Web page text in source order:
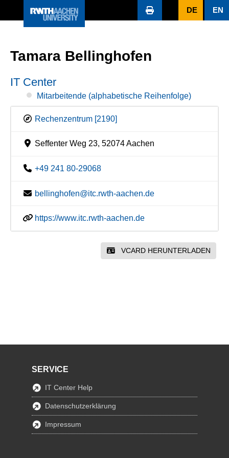
DE EN
Tamara Bellinghofen
IT Center
Mitarbeitende (alphabetische Reihenfolge)
Rechenzentrum [2190]
Seffenter Weg 23, 52074 Aachen
+49 241 80-29068
bellinghofen@itc.rwth-aachen.de
https://www.itc.rwth-aachen.de
VCARD HERUNTERLADEN
SERVICE
IT Center Help
Datenschutzerklärung
Impressum